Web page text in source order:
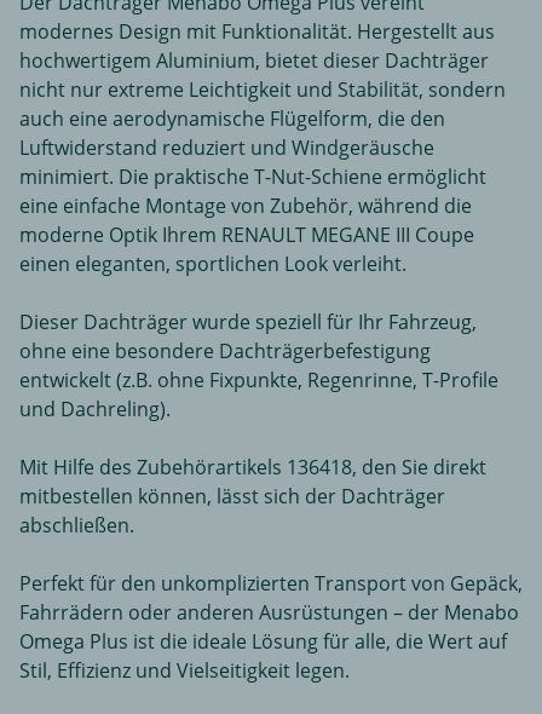
modernes Design mit Funktionalität. Hergestellt aus
hochwertigem Aluminium, bietet dieser Dachträger
nicht nur extreme Leichtigkeit und Stabilität, sondern
auch eine aerodynamische Flügelform, die den
Luftwiderstand reduziert und Windgeräusche
minimiert. Die praktische T-Nut-Schiene ermöglicht
eine einfache Montage von Zubehör, während die
moderne Optik Ihrem RENAULT MEGANE III Coupe
einen eleganten, sportlichen Look verleiht.
Dieser Dachträger wurde speziell für Ihr Fahrzeug,
ohne eine besondere Dachträgerbefestigung
entwickelt (z.B. ohne Fixpunkte, Regenrinne, T-Profile
und Dachreling).
Mit Hilfe des Zubehörartikels 136418, den Sie direkt
mitbestellen können, lässt sich der Dachträger
abschließen.
Perfekt für den unkomplizierten Transport von Gepäck,
Fahrrädern oder anderen Ausrüstungen – der Menabo
Omega Plus ist die ideale Lösung für alle, die Wert auf
Stil, Effizienz und Vielseitigkeit legen.